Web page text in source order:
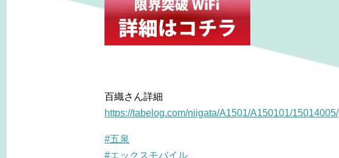
百織さん詳細
https://tabelog.com/niigata/A1501/A150101/15014005/
#五泉
#エックスモバイル